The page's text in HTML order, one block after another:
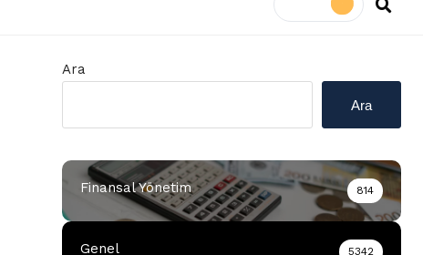
Ara
Ara
Finansal Yönetim 814
Genel 5342